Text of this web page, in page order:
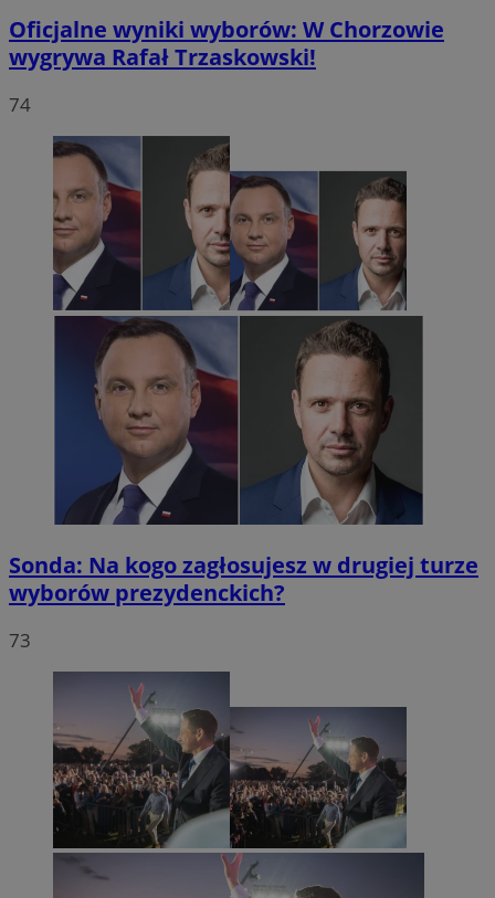
Oficjalne wyniki wyborów: W Chorzowie
wygrywa Rafał Trzaskowski!
74
Sonda: Na kogo zagłosujesz w drugiej turze
wyborów prezydenckich?
73